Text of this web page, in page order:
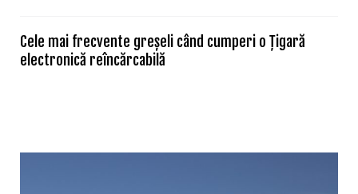
Cele mai frecvente greșeli când cumperi o țigară
electronică reîncărcabilă